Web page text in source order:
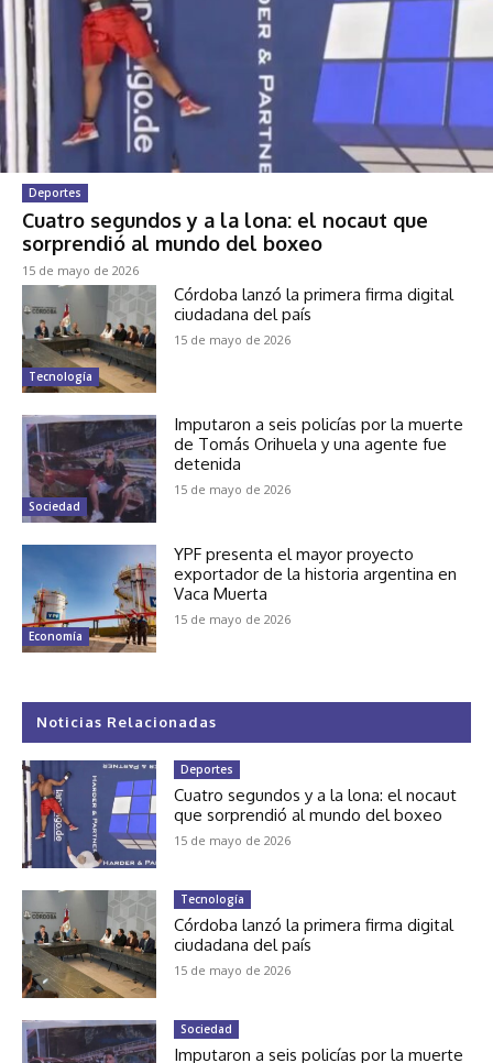
Deportes
Cuatro segundos y a la lona: el nocaut que
sorprendió al mundo del boxeo
15 de mayo de 2026
Tecnología
Córdoba lanzó la primera firma digital
ciudadana del país
15 de mayo de 2026
Sociedad
Imputaron a seis policías por la muerte
de Tomás Orihuela y una agente fue
detenida
15 de mayo de 2026
Economía
YPF presenta el mayor proyecto
exportador de la historia argentina en
Vaca Muerta
15 de mayo de 2026
Noticias Relacionadas
Deportes
Cuatro segundos y a la lona: el nocaut
que sorprendió al mundo del boxeo
15 de mayo de 2026
Tecnología
Córdoba lanzó la primera firma digital
ciudadana del país
15 de mayo de 2026
Sociedad
Imputaron a seis policías por la muerte